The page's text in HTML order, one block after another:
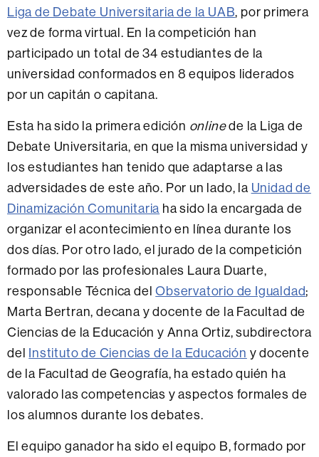
Liga de Debate Universitaria de la UAB, por primera
vez de forma virtual. En la competición han
participado un total de 34 estudiantes de la
universidad conformados en 8 equipos liderados
por un capitán o capitana.
Esta ha sido la primera edición onlinede la Liga de
Debate Universitaria, en que la misma universidad y
los estudiantes han tenido que adaptarse a las
adversidades de este año. Por un lado, la Unidad de
Dinamización Comunitaria ha sido la encargada de
organizar el acontecimiento en línea durante los
dos días. Por otro lado, el jurado de la competición
formado por las profesionales Laura Duarte,
responsable Técnica delObservatorio de Igualdad;
Marta Bertran, decana y docente de la Facultad de
Ciencias de la Educación y Anna Ortiz, subdirectora
del Instituto de Ciencias de la Educación y docente
de la Facultad de Geografía, ha estado quién ha
valorado las competencias y aspectos formales de
los alumnos durante los debates.
El equipo ganador ha sido el equipo B, formado por